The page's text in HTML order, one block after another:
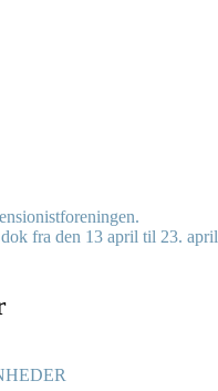
fra den 13 april til 23. april